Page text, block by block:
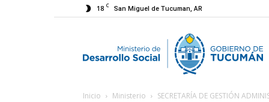
18 C San Miguel de Tucuman, AR
Inicio Ministerio SECRETARÍA DE GESTIÓN